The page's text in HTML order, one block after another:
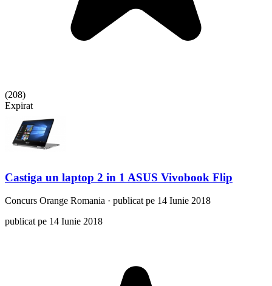
(208)
Expirat
Castiga un laptop 2 in 1 ASUS Vivobook Flip
Concurs Orange Romania · publicat pe 14 Iunie 2018
publicat pe 14 Iunie 2018